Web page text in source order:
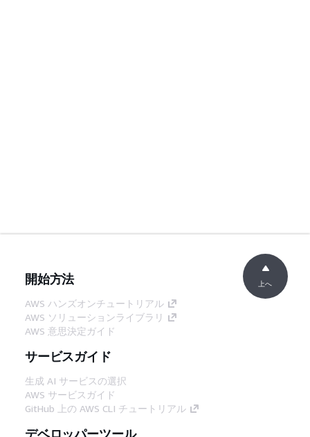
開始方法
AWS ハンズオンチュートリアル
AWS ソリューションライブラリ
AWS 意思決定ガイド
サービスガイド
生成 AI サービスの選択
AWS サービスガイド
GitHub 上の AWS CLI チュートリアル
デベロッパーツール
上へ